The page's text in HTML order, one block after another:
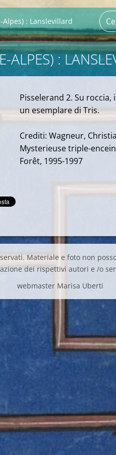
Alpes) : Lanslevillard
ALPES) :
Pisselerand 2. Su
un esemplare di Tris.
Crediti: Wagneur,
Mysterieuse triple-
Forêt, 1995-1997
Materiale e foto non
dei rispettivi autori e /o
webmaster Marisa Uberti